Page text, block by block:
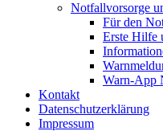
Notfallvorsorge
Für den
Erste Hilfe
Warn-App
Kontakt
Datenschutzerklärung
Impressum